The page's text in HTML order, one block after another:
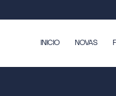
INICIO NOVAS